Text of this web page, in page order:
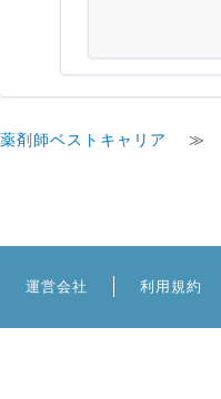
薬剤師ベストキャリア ≫
運営会社 利用規約